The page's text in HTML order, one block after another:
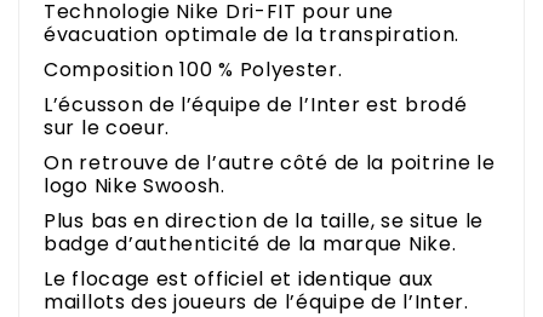
Technologie Nike Dri-FIT pour une
évacuation optimale de la transpiration.
Composition 100 % Polyester.
L’écusson de l’équipe de l’Inter est brodé
sur le coeur.
On retrouve de l’autre côté de la poitrine le
logo Nike Swoosh.
Plus bas en direction de la taille, se situe le
badge d’authenticité de la marque Nike.
Le flocage est officiel et identique aux
maillots des joueurs de l’équipe de l’Inter.